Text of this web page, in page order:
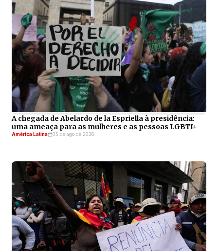
A chegada de Abelardo de la Espriella à presidência:
uma ameaça para as mulheres e as pessoas LGBTI+
América Latina 05 de ago de 2026